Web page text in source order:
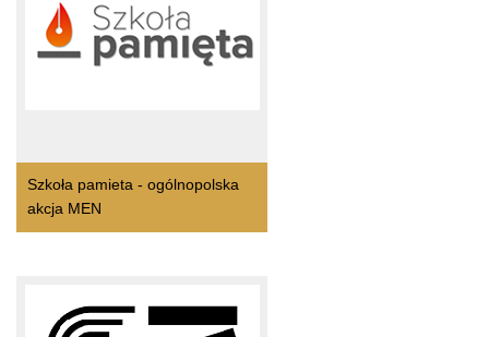
Szkoła pamieta - ogólnopolska
akcja MEN